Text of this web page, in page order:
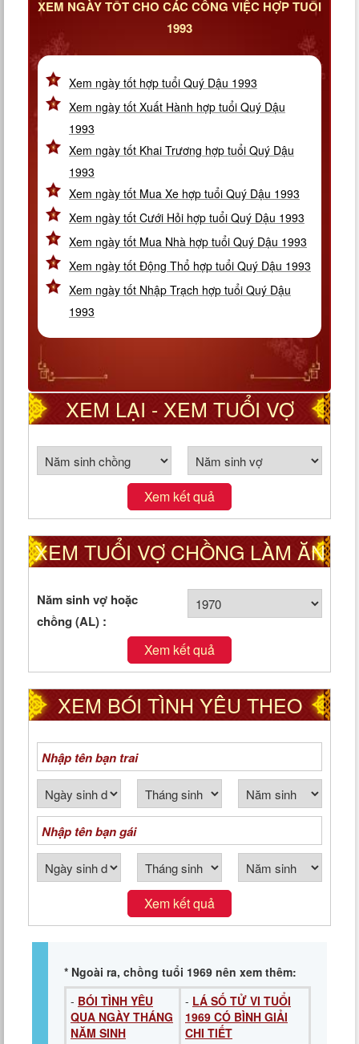
XEM NGÀY TỐT CHO CÁC CÔNG VIỆC HỢP TUỔI
1993
Xem ngày tốt hợp tuổi Quý Dậu 1993
Xem ngày tốt Xuất Hành hợp tuổi Quý Dậu
1993
Xem ngày tốt Khai Trương hợp tuổi Quý Dậu
1993
Xem ngày tốt Mua Xe hợp tuổi Quý Dậu 1993
Xem ngày tốt Cưới Hỏi hợp tuổi Quý Dậu 1993
Xem ngày tốt Mua Nhà hợp tuổi Quý Dậu 1993
Xem ngày tốt Động Thổ hợp tuổi Quý Dậu 1993
Xem ngày tốt Nhập Trạch hợp tuổi Quý Dậu
1993
XEM LẠI - XEM TUỔI VỢ
CHỒNG THEO CUNG PHI
Xem kết quả
XEM TUỔI VỢ CHỒNG LÀM ĂN
TỐT HAY XẤU
Năm sinh vợ hoặc
chồng (AL) :
Xem kết quả
XEM BÓI TÌNH YÊU THEO
NGÀY THÁNG NĂM SINH
Xem kết quả
* Ngoài ra, chồng tuổi 1969 nên xem thêm:
- BÓI TÌNH YÊU
QUA NGÀY THÁNG
NĂM SINH
- LÁ SỐ TỬ VI TUỔI
1969 CÓ BÌNH GIẢI
CHI TIẾT